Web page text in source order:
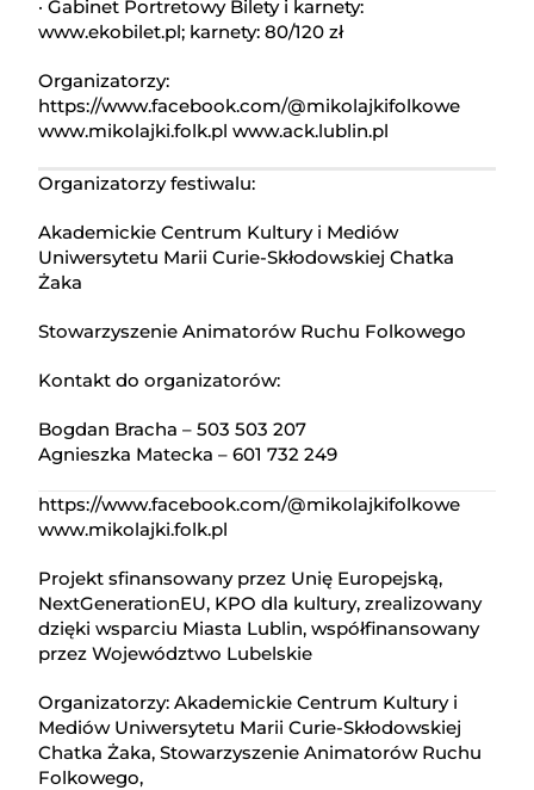
· Gabinet Portretowy Bilety i karnety:
www.ekobilet.pl; karnety: 80/120 zł
Organizatorzy:
https://www.facebook.com/@mikolajkifolkowe
www.mikolajki.folk.pl www.ack.lublin.pl
Organizatorzy festiwalu:
Akademickie Centrum Kultury i Mediów
Uniwersytetu Marii Curie-Skłodowskiej Chatka
Żaka
Stowarzyszenie Animatorów Ruchu Folkowego
Kontakt do organizatorów:
Bogdan Bracha – 503 503 207
Agnieszka Matecka – 601 732 249
https://www.facebook.com/@mikolajkifolkowe
www.mikolajki.folk.pl
Projekt sfinansowany przez Unię Europejską,
NextGenerationEU, KPO dla kultury, zrealizowany
dzięki wsparciu Miasta Lublin, współfinansowany
przez Województwo Lubelskie
Organizatorzy: Akademickie Centrum Kultury i
Mediów Uniwersytetu Marii Curie-Skłodowskiej
Chatka Żaka, Stowarzyszenie Animatorów Ruchu
Folkowego,